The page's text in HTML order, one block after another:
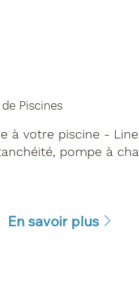
à votre piscine -
pompe à
Piscines
En savoir plus